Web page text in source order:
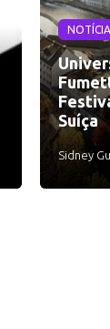
Suíça
Sidney